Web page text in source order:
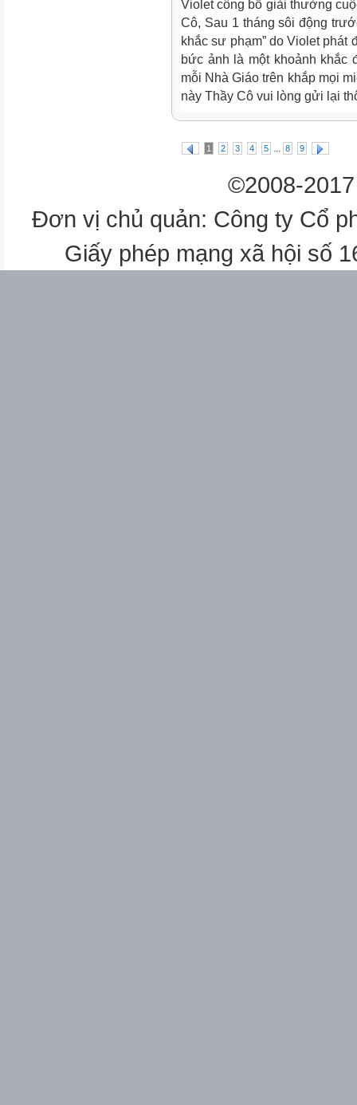
Violet công bố giải thưởng
Cô, Sau 1 tháng sôi động
khắc sư phạm” do Violet
bức ảnh là một khoảnh khắc
mỗi Nhà Giáo trên khắp mọi
này Thầy Cô vui lòng gửi lại
1 2 3 4 5 ... 8 9
©2008-
Đơn vị chủ quản: Công ty Cổ
Giấy phép mạng xã hội số